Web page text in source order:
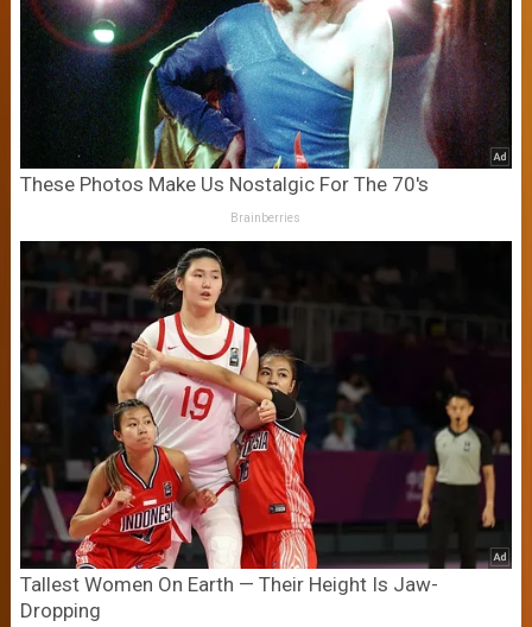
These Photos Make Us Nostalgic For The 70's
Brainberries
Tallest Women On Earth — Their Height Is Jaw-
Dropping